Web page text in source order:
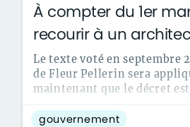
À compter du 1er
recourir à un
Le texte voté en septembre
de Fleur Pellerin sera
maintenant que le décret
gouvernement